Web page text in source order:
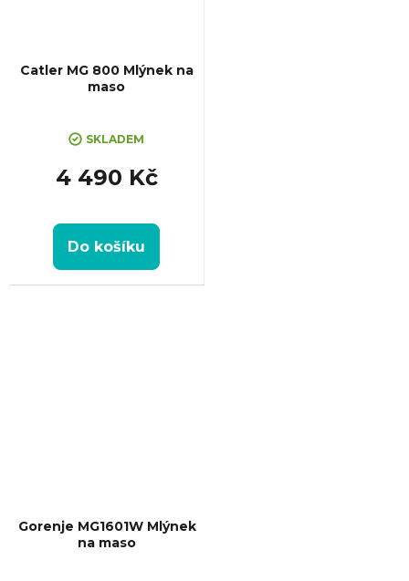
Catler MG 800 Mlýnek na
maso
SKLADEM
4 490 Kč
Do košíku
Gorenje MG1601W Mlýnek
na maso